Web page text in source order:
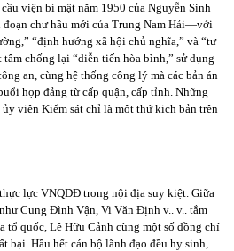
viện bí mật năm 1950 của Nguyễn Sinh
đoạn chư hầu mới của Trung Nam Hải—với
“định hướng xã hội chủ nghĩa,” và “tư
chống lại “diễn tiến hòa bình,” sử dụng
an, cùng hệ thống công lý mà các bản án
họp đảng từ cấp quận, cấp tỉnh. Những
viên Kiểm sát chỉ là một thứ kịch bản trên
lực VNQDĐ trong nội địa suy kiệt. Giữa
Cung Đình Vận, Vi Văn Định v.. v.. tắm
tổ quốc, Lê Hữu Cảnh cùng một số đồng chí
bại. Hầu hết cán bộ lãnh đạo đều hy sinh,